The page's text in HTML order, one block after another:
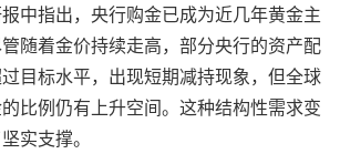
中指出，央行购金已成为近几年黄金主
随着金价持续走高，部分央行的资产配
目标水平，出现短期减持现象，但全球
比例仍有上升空间。这种结构性需求变
实支撑。